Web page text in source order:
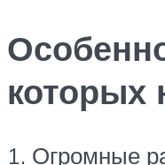
которых
1. Огромные